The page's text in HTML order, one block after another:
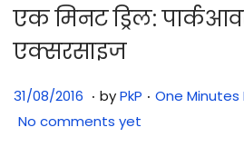
एक मिनट ड्रिल:
एक्सरसाइज
Posted on
31/08/2016 3
1
. byPkP . Posted in
One Minutes
No comments yet